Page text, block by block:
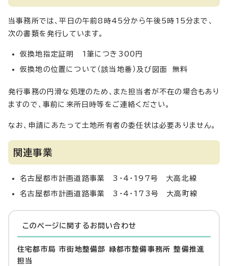
当事務所では、平日の午前8時45分から午後5時15分まで、
次の書類を発行しています。
仮換地指定証明 1筆につき300円
仮換地の位置について（該当地番）及び図面 無料
発行事務の円滑な処理のため、また担当者が不在の場合もあり
ますので、事前に来所日時等をご連絡ください。
なお、申請にあたって土地所有者の委任状は必要ありません。
関連事業
名古屋都市計画道路事業 3・4・197号 大高北線
名古屋都市計画道路事業 3・4・173号 大高町線
このページに関する お問い合わせ
住宅都市局 市街地整備部 緑都市整備事務所 整備推進
担当